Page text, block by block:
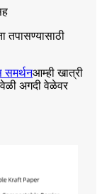
तपासण्यासाठी
समर्थनआम्ही खात्री
अगदी वेळेवर